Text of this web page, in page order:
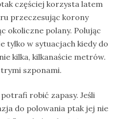
częściej korzysta latem
przeczesując korony
okoliczne polany. Polując
tylko w sytuacjach kiedy do
kilka, kilkanaście metrów.
szponami.
robić zapasy. Jeśli
do polowania ptak jej nie